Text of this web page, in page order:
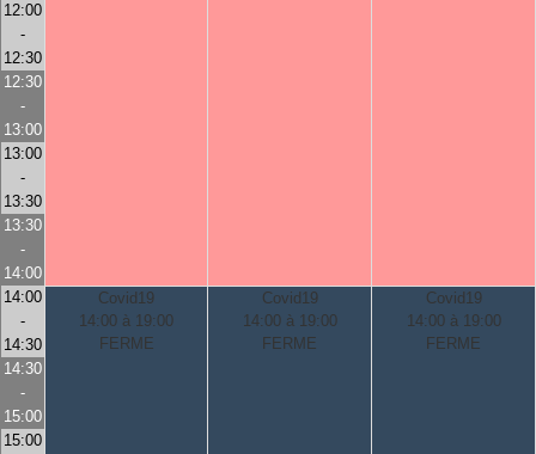
12:00
-
12:30
12:30
-
13:00
13:00
-
13:30
13:30
-
14:00
14:00
-
14:30
Covid19
14:00 à 19:00
FERME
Covid19
14:00 à 19:00
FERME
Covid19
14:00 à 19:00
FERME
14:30
-
15:00
15:00